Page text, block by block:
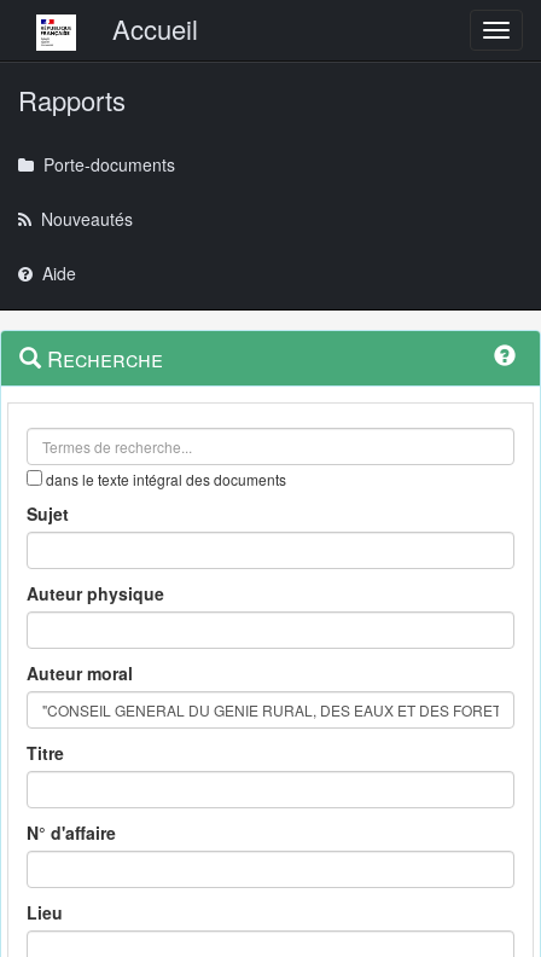
Menu principalAccueil
Rapports
Porte-documents
Nouveautés
Aide
Navigation
outils
Menu
contextuel
Recherche
dans le texte intégral des documents
Sujet
Auteur physique
Auteur moral
Titre
N° d'affaire
Lieu